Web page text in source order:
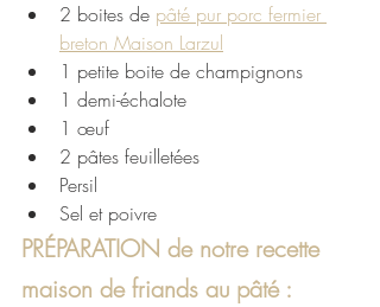
2 boites de pâté pur porc fermier
breton Maison Larzul
1 petite boite de champignons
1 demi-échalote
1 œuf
2 pâtes feuilletées
Persil
Sel et poivre
PRÉPARATION de notre recette
maison de friands au pâté :